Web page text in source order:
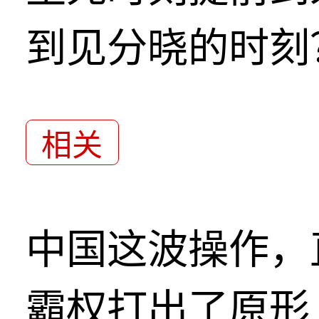
到见分晓的时
相关
中国这波操作
霸权打出了原形